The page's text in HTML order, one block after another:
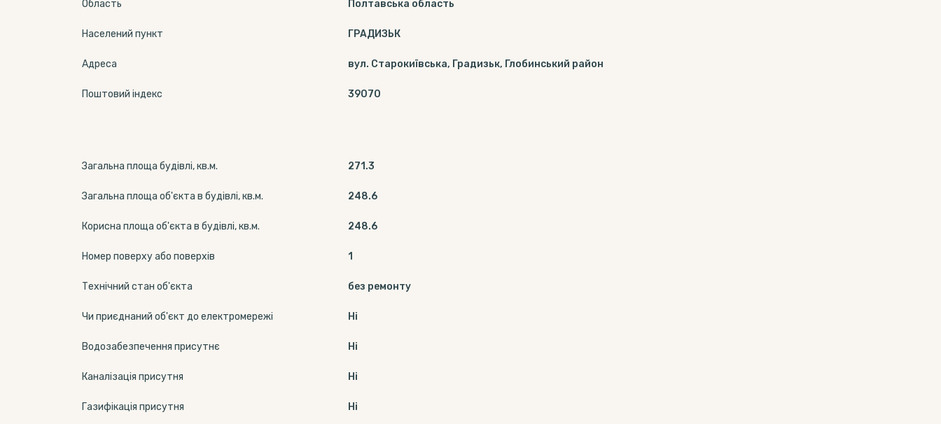
Область Полтавська область
Населений пункт ГРАДИЗЬК
Адреса вул. Старокиївська, Градизьк, Глобинський район
Поштовий індекс 39070
Загальна площа будівлі, кв.м. 271.3
Загальна площа об'єкта в будівлі, кв.м. 248.6
Корисна площа об'єкта в будівлі, кв.м. 248.6
Номер поверху або поверхів 1
Технічний стан об'єкта без ремонту
Чи приєднаний об'єкт до електромережі Ні
Водозабезпечення присутнє Ні
Каналізація присутня Ні
Газифікація присутня Ні